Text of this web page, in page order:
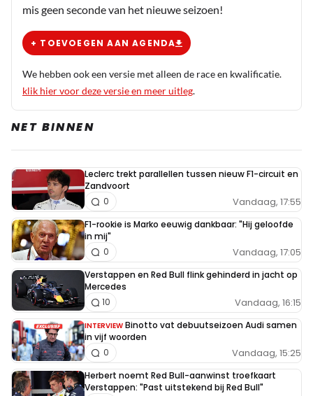
Thecla2
17 oktober 2025 05:53
Too little too late.
17 oktober 2025 07:09
Ik hoop op vuurwerk. Het wordt pas echt spannend
als beide McLarens eraf gaan.
F0rmuleeen
17 oktober 2025 07:27
Maar dan wel graag in een hoofdrace, niet
tijdens de sprint…. 🤣
Monic Armiento-Hissink
17 oktober 2025 07:57
@F0rmuleeen alle twee mag ook wel.
Suriman
PREMIUM 17 oktober 2025 07:26
mis geen seconde van het nieuwe seizoen!
+ TOEVOEGEN AAN AGENDA
We hebben ook een versie met alleen de race en kwalificatie.
klik hier voor deze versie en meer uitleg.
NET BINNEN
Leclerc trekt parallellen tussen nieuw F1-circuit en
Zandvoort
Vandaag, 17:55
0
F1-rookie is Marko eeuwig dankbaar: "Hij geloofde
in mij"
Vandaag, 17:05
0
Verstappen en Red Bull flink gehinderd in jacht op
Mercedes
Vandaag, 16:15
10
INTERVIEW Binotto vat debuutseizoen Audi samen
in vijf woorden
Vandaag, 15:25
0
Herbert noemt Red Bull-aanwinst troefkaart
Verstappen: "Past uitstekend bij Red Bull"